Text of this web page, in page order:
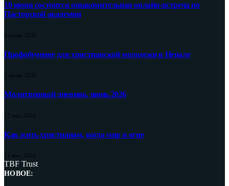
10 июня состоится ознакомительная онлайн-встреча по
Пасторской академии
8 июня, 2026
Профобучение для христианской молодежи в Непале
5 июня, 2026
Молитвенный дневник, июнь 2026
27 мая, 2026
Как жить христианам, когда мир в огне
21 мая, 2026
TBF Trust
НОВОЕ: